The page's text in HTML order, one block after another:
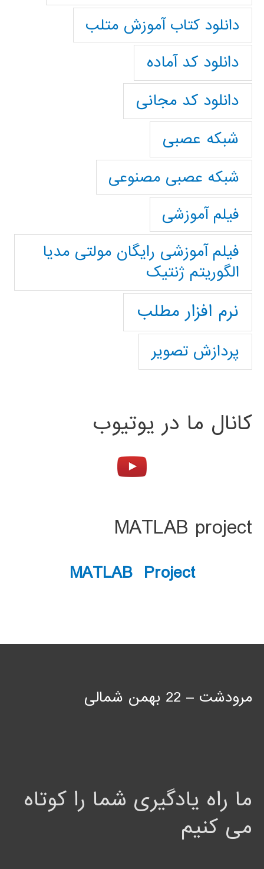
دانلود کتاب آموزش متلب
دانلود کد آماده
دانلود کد مجانی
شبکه عصبی
شبکه عصبی مصنوعی
فیلم آموزشی
فیلم آموزشی رایگان مولتی مدیا
الگوریتم ژنتیک
نرم افزار مطلب
پردازش تصویر
کانال ما در یوتیوب
MATLAB project
MATLAB Project
مرودشت – 22 بهمن شمالی
ما راه یادگیری شما را کوتاه
می کنیم